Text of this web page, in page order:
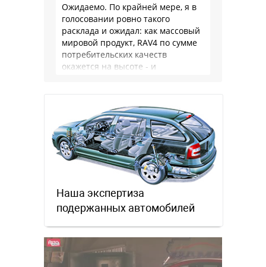
Ожидаемо. По крайней мере, я в
голосовании ровно такого
расклада и ожидал: как массовый
мировой продукт, RAV4 по сумме
потребительских качеств
окажется на высоте - и
Наша экспертиза
подержанных автомобилей